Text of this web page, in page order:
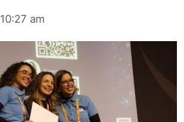
10:27 am